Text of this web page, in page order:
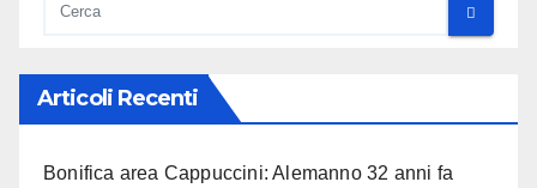
Articoli Recenti
Bonifica area Cappuccini: Alemanno 32 anni fa